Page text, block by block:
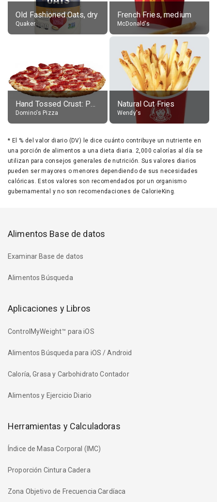
Old Fashioned Oats, dry
Quaker
French Fries, medium
McDonald's
Hand Tossed Crust: Pepperoni Pizza (Large 14")
Domino's Pizza
Natural Cut Fries
Wendy's
* El % del valor diario (DV) le dice cuánto contribuye un nutriente en
una porción de alimentos a una dieta diaria. 2,000 calorías al día se
utilizan para consejos generales de nutrición. Sus valores diarios
pueden ser mayores o menores dependiendo de sus necesidades
calóricas. Estos valores son recomendados por un organismo
gubernamental y no son recomendaciones de CalorieKing.
Alimentos Base de datos
Examinar Base de datos
Alimentos Búsqueda
Aplicaciones y Libros
ControlMyWeight™ para iOS
Alimentos Búsqueda para iOS / Android
Caloría, Grasa y Carbohidrato Contador
Alimentos y Ejercicio Diario
Herramientas y Calculadoras
Índice de Masa Corporal (IMC)
Proporción Cintura Cadera
Zona Objetivo de Frecuencia Cardíaca